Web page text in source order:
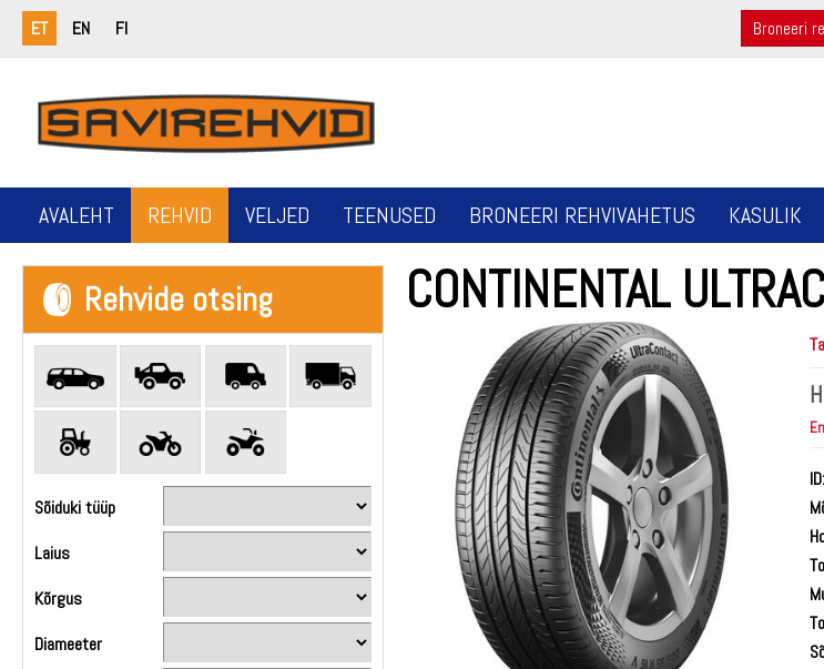
ET EN FI Broneeri
AVALEHT REHVID VELJED TEENUSED BRONEERI REHVIVAHETUS KASULIK
Rehvide otsing
Sõiduki tüüp
Laius
Kõrgus
Diameeter
CONTINENTAL
ID: